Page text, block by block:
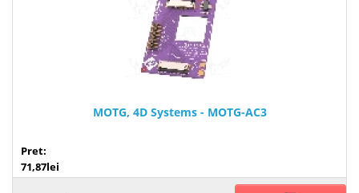
MOTG, 4D Systems - MOTG-AC3
Pret:
71,87lei